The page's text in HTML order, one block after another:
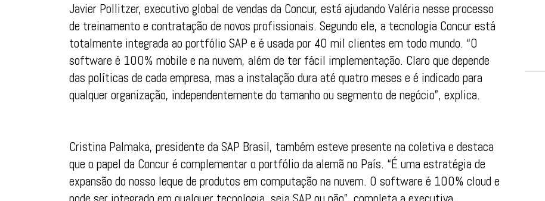
Javier Pollitzer, executivo global de vendas da Concur, está ajudando Valéria nesse processo
de treinamento e contratação de novos profissionais. Segundo ele, a tecnologia Concur está
totalmente integrada ao portfólio SAP e é usada por 40 mil clientes em todo mundo. “O
software é 100% mobile e na nuvem, além de ter fácil implementação. Claro que depende
das políticas de cada empresa, mas a instalação dura até quatro meses e é indicado para
qualquer organização, independentemente do tamanho ou segmento de negócio”, explica.
Cristina Palmaka, presidente da SAP Brasil, também esteve presente na coletiva e destaca
que o papel da Concur é complementar o portfólio da alemã no País. “É uma estratégia de
expansão do nosso leque de produtos em computação na nuvem. O software é 100% cloud e